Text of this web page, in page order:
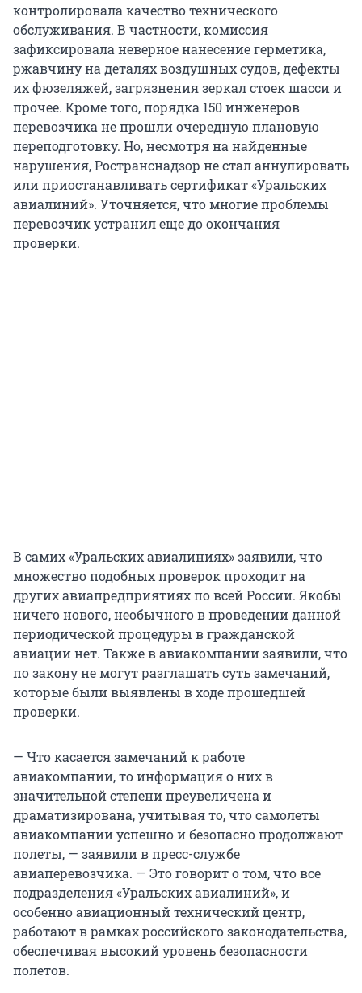
контролировала качество технического
обслуживания. В частности, комиссия
зафиксировала неверное нанесение герметика,
ржавчину на деталях воздушных судов, дефекты
их фюзеляжей, загрязнения зеркал стоек шасси и
прочее. Кроме того, порядка 150 инженеров
перевозчика не прошли очередную плановую
переподготовку. Но, несмотря на найденные
нарушения, Ространснадзор не стал аннулировать
или приостанавливать сертификат «Уральских
авиалиний». Уточняется, что многие проблемы
перевозчик устранил еще до окончания
проверки.
В самих «Уральских авиалиниях» заявили, что
множество подобных проверок проходит на
других авиапредприятиях по всей России. Якобы
ничего нового, необычного в проведении данной
периодической процедуры в гражданской
авиации нет. Также в авиакомпании заявили, что
по закону не могут разглашать суть замечаний,
которые были выявлены в ходе прошедшей
проверки.
— Что касается замечаний к работе
авиакомпании, то информация о них в
значительной степени преувеличена и
драматизирована, учитывая то, что самолеты
авиакомпании успешно и безопасно продолжают
полеты, — заявили в пресс-службе
авиаперевозчика. — Это говорит о том, что все
подразделения «Уральских авиалиний», и
особенно авиационный технический центр,
работают в рамках российского законодательства,
обеспечивая высокий уровень безопасности
полетов.